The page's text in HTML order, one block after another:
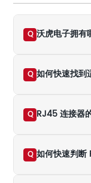
Q 沃虎电子拥有
Q 如何快速找到
Q RJ45 连接器
Q 如何快速判断